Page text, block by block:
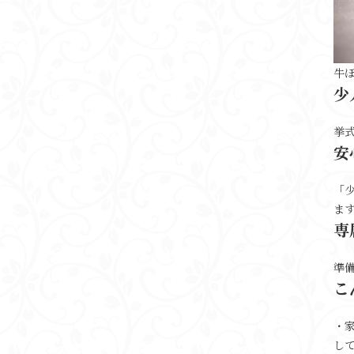
牛
少
挙
安
ま
準
・
し